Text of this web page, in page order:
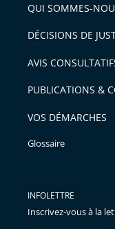
QUI SOMMES-
DÉCISIONS DE
AVIS
PUBLICATIONS &
VOS DÉMARCHES
Glossaire
INFOLETTRE
Inscrivez-vous à la